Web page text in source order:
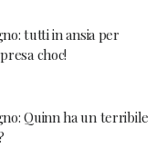
tutti in ansia per
choc!
Quinn ha un terribile